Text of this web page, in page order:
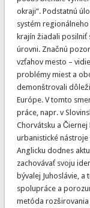
okraji“. Podstatnú
systém
krajín žiadali posilniť
úrovni. Značnú
vzťahov mesto –
problémy miest a
demonštrovali
Európe. V tomto
práce, napr. v
Chorvátsku a
urbanistické
Anglicku dodnes
zachovávať svoju
bývalej Juhoslávie,
spolupráce a
metóda rozširovania